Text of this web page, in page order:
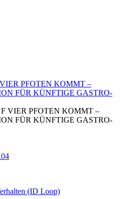
PFOTEN KOMMT –
FÜR KÜNFTIGE GASTRO-
(ID Loop)